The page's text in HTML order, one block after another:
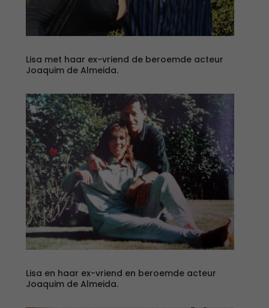
Lisa met haar ex-vriend de beroemde acteur
Joaquim de Almeida.
Lisa en haar ex-vriend en beroemde acteur
Joaquim de Almeida.